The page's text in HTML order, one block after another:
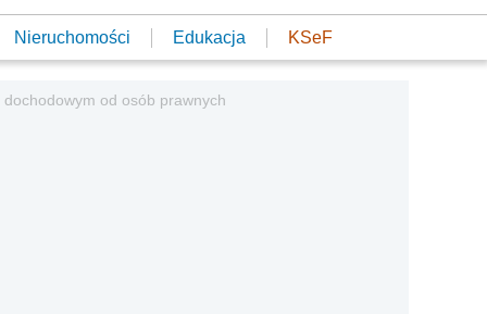
Nieruchomości Edukacja KSeF
od osób prawnych